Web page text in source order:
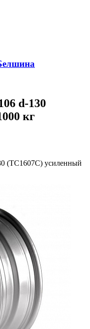
d-130
кг
(TC1607C) усиленный